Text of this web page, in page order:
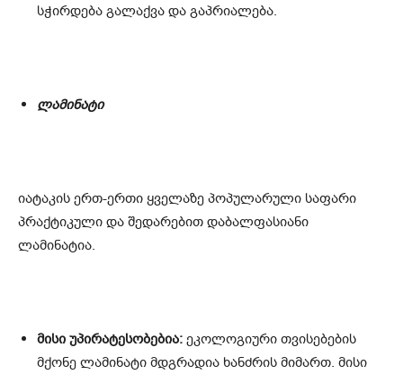
სჭირდება გალაქვა და გაპრიალება.
ლამინატი
იატაკის ერთ-ერთი ყველაზე პოპულარული საფარი
პრაქტიკული და შედარებით დაბალფასიანი
ლამინატია.
მისი უპირატესობებია: ეკოლოგიური თვისებების
მქონე ლამინატი მდგრადია ხანძრის მიმართ. მისი